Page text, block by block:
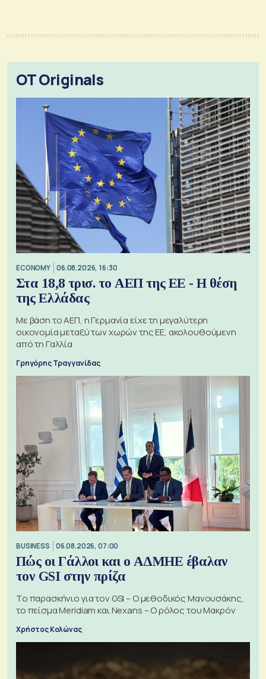
OT Originals
ECONOMY 06.08.2026, 16:30
Στα 18,8 τρισ. το ΑΕΠ της ΕΕ - Η θέση
της Ελλάδας
Με βάση το ΑΕΠ, η Γερμανία είχε τη μεγαλύτερη
οικονομία μεταξύ των χωρών της ΕΕ, ακολουθούμενη
από τη Γαλλία
Γρηγόρης Τραγγανίδας
BUSINESS 06.08.2026, 07:00
Πώς οι Γάλλοι και ο ΑΔΜΗΕ έβαλαν
τον GSI στην πρίζα
Το παρασκήνιο για τον GSI – Ο μεθοδικός Μανουσάκης,
το πείσμα Meridiam και Nexans – Ο ρόλος του Μακρόν
Χρήστος Κολώνας